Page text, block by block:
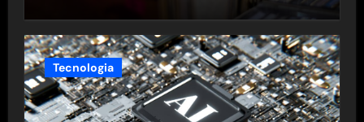
Tecnologia